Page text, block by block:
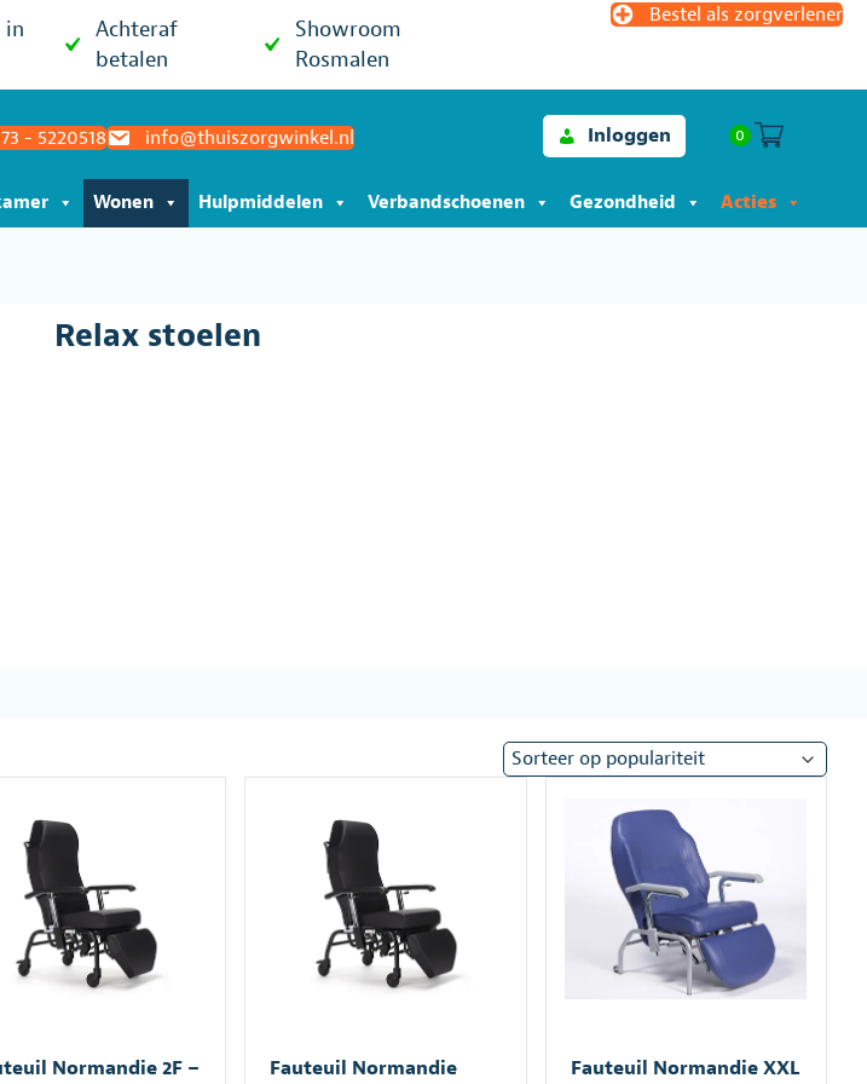
in
Achteraf
betalen
Showroom
Rosmalen
Bestel als zorgverlener
- 5220518 info@thuiszorgwinkel.nl Inloggen 0
Wonen Hulpmiddelen Verbandschoenen Gezondheid Acties
Relax stoelen
Normandie 2F –
Fauteuil Normandie
Fauteuil Normandie XXL